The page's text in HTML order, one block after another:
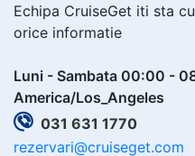
Echipa CruiseGet iti sta
orice informatie
Luni - Sambata 00:00 -
America/Los_Angeles
031 631 1770
rezervari@cruiseget.com